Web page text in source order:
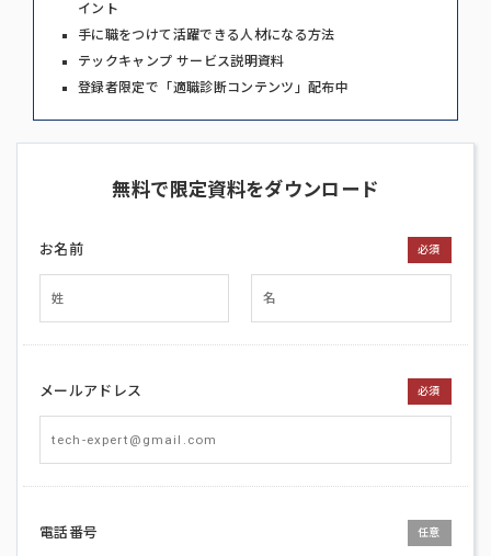
イント
手に職をつけて活躍できる人材になる方法
テックキャンプ サービス説明資料
登録者限定で「適職診断コンテンツ」配布中
無料で限定資料をダウンロード
お名前 必須
メールアドレス 必須
電話番号 任意